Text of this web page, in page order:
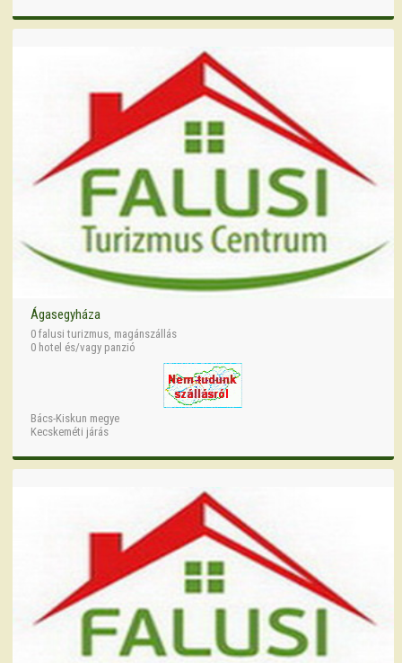
Ágasegyháza
0 falusi turizmus, magánszállás
0 hotel és/vagy panzió
Bács-Kiskun megye
Kecskeméti járás